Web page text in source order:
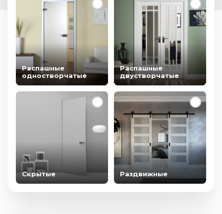
Распашные
одностворчатые
Распашные
двустворчатые
Скрытые Раздвижные